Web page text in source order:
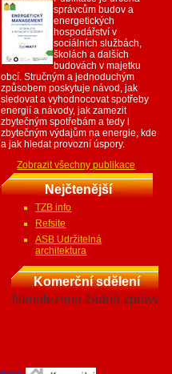
správcům budov a
energetických
hospodářství v
sociálních službách,
školách a dalších
budovách v majetku
obcí. Stručným a jednoduchým
způsobem poskytuje návod, jak
sledovat a vyhodnocovat spotřeby
energií a návody, jak zamezit
zbytečným spotřebám a tedy i
zbytečným výdajům na energie, kde
a jak hledat provozní úspory.
Zobrazit všechny publikace
Nejčtenější
TZB info
Refsite
ASB Udržitelná
architektura
Komerční sdělení
Nenalezena žádná zpráva